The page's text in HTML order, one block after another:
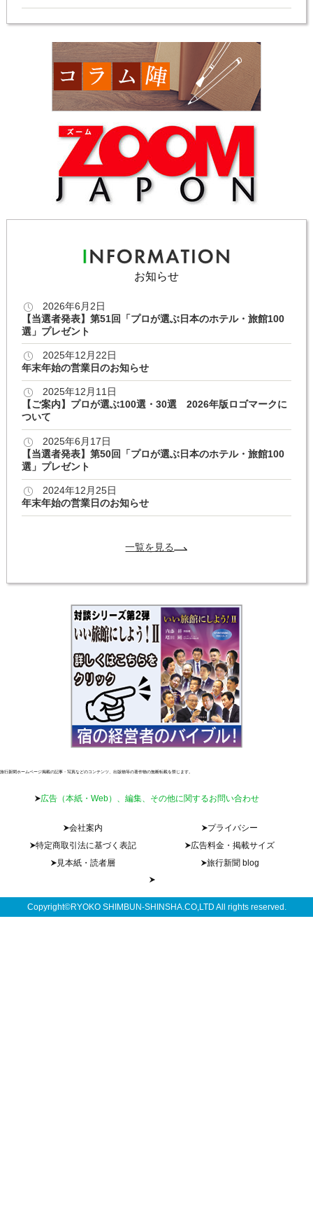
お知らせ
2026年6月2日
【当選者発表】第51回「プロが選ぶ日本のホテル・旅館100
選」プレゼント
2025年12月22日
年末年始の営業日のお知らせ
2025年12月11日
【ご案内】プロが選ぶ100選・30選 2026年版ロゴマークに
ついて
2025年6月17日
【当選者発表】第50回「プロが選ぶ日本のホテル・旅館100
選」プレゼント
2024年12月25日
年末年始の営業日のお知らせ
一覧を見る
旅行新聞ホームページ掲載の記事・写真などのコンテンツ、出版物等の著作物の無断転載を禁じます。
広告（本紙・Web）、編集、その他に関するお問い合わせ
会社案内
プライバシー
特定商取引法に基づく表記
広告料金・掲載サイズ
見本紙・読者層
旅行新聞 blog
Copyright©RYOKO SHIMBUN-SHINSHA.CO,LTD All rights reserved.